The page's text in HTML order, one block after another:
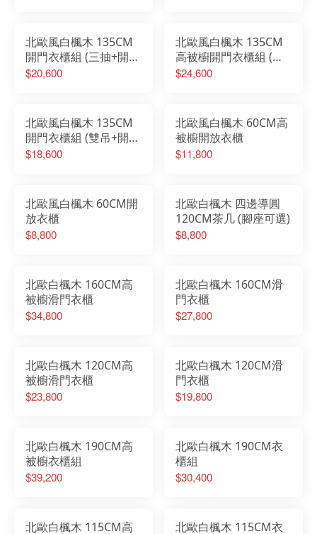
北歐風白楓木 135CM
開門衣櫃組 (三抽+開
放)
$20,600
北歐風白楓木 135CM
高被櫥開門衣櫃組 (雙
吊+開放)
$24,600
北歐風白楓木 135CM
開門衣櫃組 (雙吊+開
放)
$18,600
北歐風白楓木 60CM高
被櫥開放衣櫃
$11,800
北歐風白楓木 60CM開
放衣櫃
$8,800
北歐白楓木 四邊導圓
120CM茶几 (腳座可選)
$8,800
北歐白楓木 160CM高
被櫥滑門衣櫃
$34,800
北歐白楓木 160CM滑
門衣櫃
$27,800
北歐白楓木 120CM高
被櫥滑門衣櫃
$23,800
北歐白楓木 120CM滑
門衣櫃
$19,800
北歐白楓木 190CM高
被櫥衣櫃組
$39,200
北歐白楓木 190CM衣
櫃組
$30,400
北歐白楓木 115CM高
北歐白楓木 115CM衣